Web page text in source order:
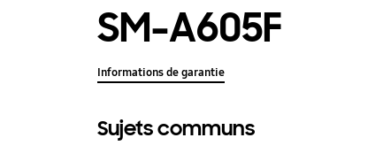
SM-A605F
Informations de garantie
Sujets communs